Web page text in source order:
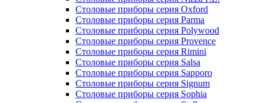
Столовые приборы серия Oxford
Столовые приборы серия Parma
Столовые приборы серия Polywood
Столовые приборы серия Provence
Столовые приборы серия Rimini
Столовые приборы серия Salsa
Столовые приборы серия Sapporo
Столовые приборы серия Signum
Столовые приборы серия Sophia